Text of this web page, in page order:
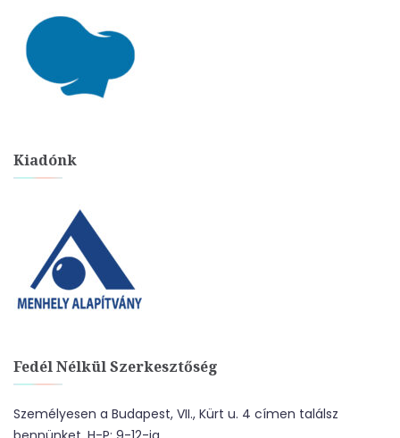
Kiadónk
Fedél Nélkül Szerkesztőség
Személyesen a Budapest, VII., Kürt u. 4 címen találsz